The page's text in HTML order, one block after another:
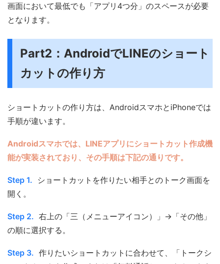
画面において最低でも「アプリ4つ分」のスペースが必要
となります。
Part2：AndroidでLINEのショート
カットの作り方
ショートカットの作り方は、AndroidスマホとiPhoneでは
手順が違います。
Androidスマホでは、LINEアプリにショートカット作成機
能が実装されており、その手順は下記の通りです。
Step 1.
ショートカットを作りたい相手とのトーク画面を
開く。
Step 2. 右上の「三（メニューアイコン）」→「その他」
の順に選択する。
Step 3. 作りたいショートカットに合わせて、「トークシ